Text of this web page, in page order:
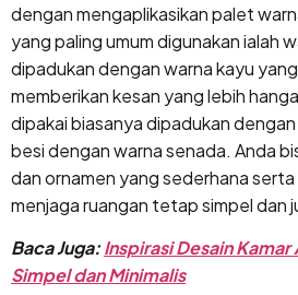
dengan mengaplikasikan palet
yang paling umum digunakan ialah
dipadukan dengan warna kayu
memberikan kesan yang lebih
dipakai biasanya dipadukan
besi dengan warna senada. Anda
dan ornamen yang sederhana
menjaga ruangan tetap simpel dan
Baca Juga:Inspirasi Desain
Simpel dan Minimalis